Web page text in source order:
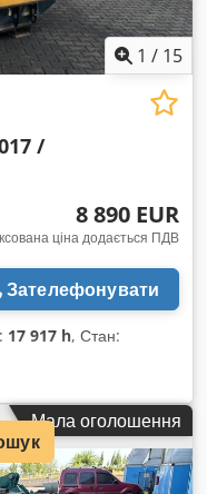
1 / 15
/
8 890 EUR
ціна додається ПДВ
Зателефонувати
17 917 h, Стан:
Мала оголошення